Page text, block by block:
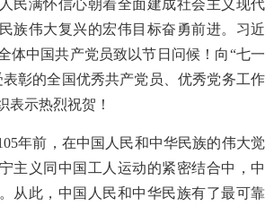
民满怀信心朝着全面建成社会主义现代
族伟大复兴的宏伟目标奋勇前进。习近
体中国共产党员致以节日问候！向“七一
彰的全国优秀共产党员、优秀党务工作
表示热烈祝贺！
年前，在中国人民和中华民族的伟大觉
主义同中国工人运动的紧密结合中，中
从此，中国人民和中华民族有了最可靠